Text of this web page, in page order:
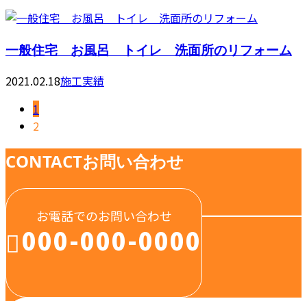
一般住宅 お風呂 トイレ 洗面所のリフォーム
2021.02.18施工実績
1
2
CONTACTお問い合わせ
お電話でのお問い合わせ
000-000-0000